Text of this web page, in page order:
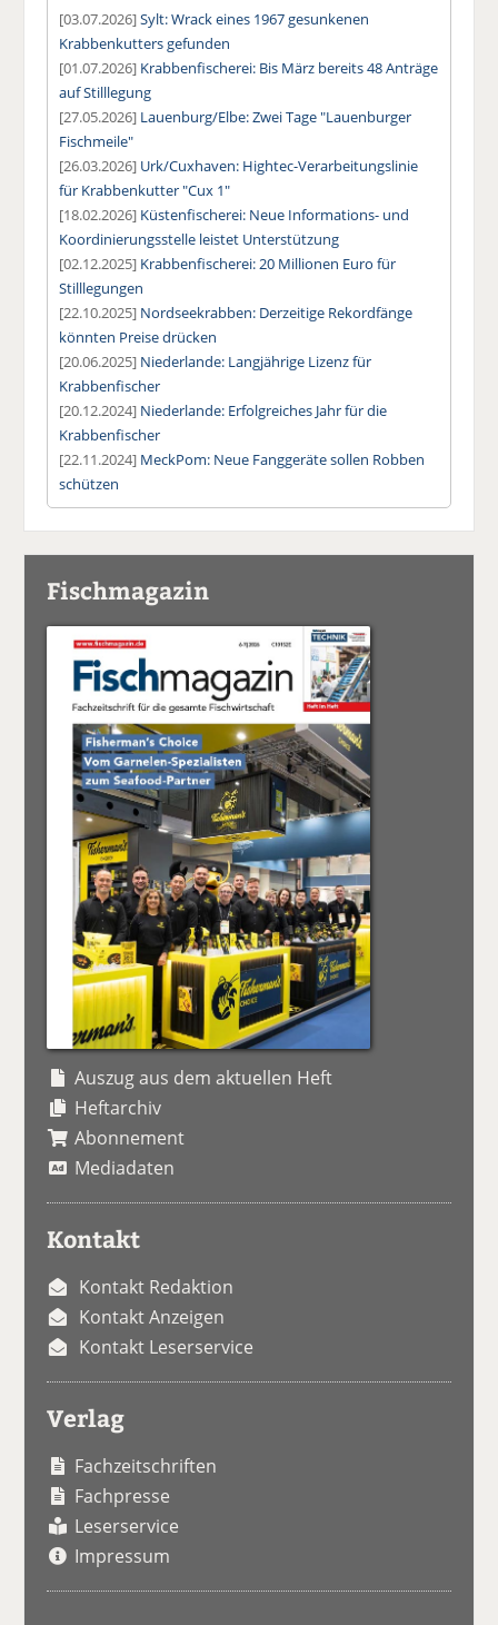
[03.07.2026]Sylt: Wrack eines 1967 gesunkenen
Krabbenkutters gefunden
[01.07.2026] Krabbenfischerei: Bis März bereits 48 Anträge
auf Stilllegung
[27.05.2026] Lauenburg/Elbe: Zwei Tage "Lauenburger
Fischmeile"
[26.03.2026] Urk/Cuxhaven: Hightec-Verarbeitungslinie
für Krabbenkutter "Cux 1"
[18.02.2026] Küstenfischerei: Neue Informations- und
Koordinierungsstelle leistet Unterstützung
[02.12.2025] Krabbenfischerei: 20 Millionen Euro für
Stilllegungen
[22.10.2025] Nordseekrabben: Derzeitige Rekordfänge
könnten Preise drücken
[20.06.2025] Niederlande: Langjährige Lizenz für
Krabbenfischer
[20.12.2024] Niederlande: Erfolgreiches Jahr für die
Krabbenfischer
[22.11.2024] MeckPom: Neue Fanggeräte sollen Robben
schützen
Fischmagazin
Auszug aus dem aktuellen Heft
Heftarchiv
Abonnement
Mediadaten
Kontakt
Kontakt Redaktion
Kontakt Anzeigen
Kontakt Leserservice
Verlag
Fachzeitschriften
Fachpresse
Leserservice
Impressum